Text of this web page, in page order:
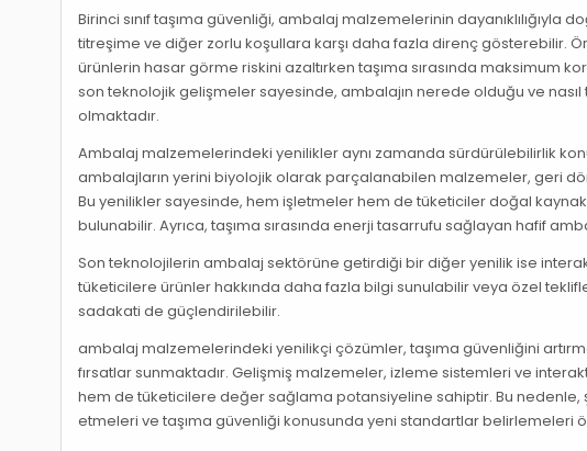
Birinci sınıf taşıma güvenliği, ambalaj malzemelerinin
titreşime ve diğer zorlu koşullara karşı daha fazla direnç gösterebilir.
ürünlerin hasar görme riskini azaltırken taşıma sırasında maksimum
son teknolojik gelişmeler sayesinde, ambalajın nerede olduğu ve nasıl
olmaktadır.
Ambalaj malzemelerindeki yenilikler aynı zamanda sürdürülebilirlik
ambalajların yerini biyolojik olarak parçalanabilen malzemeler, geri
Bu yenilikler sayesinde, hem işletmeler hem de tüketiciler doğal
bulunabilir. Ayrıca, taşıma sırasında enerji tasarrufu sağlayan hafif
Son teknolojilerin ambalaj sektörüne getirdiği bir diğer yenilik ise
tüketicilere ürünler hakkında daha fazla bilgi sunulabilir veya özel
sadakati de güçlendirilebilir.
ambalaj malzemelerindeki yenilikçi çözümler, taşıma güvenliğini
fırsatlar sunmaktadır. Gelişmiş malzemeler, izleme sistemleri ve
hem de tüketicilere değer sağlama potansiyeline sahiptir. Bu nedenle,
etmeleri ve taşıma güvenliği konusunda yeni standartlar belirlemeleri